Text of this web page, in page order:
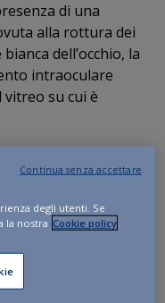
di una
alla rottura dei
dell’occhio, la
intraoculare
vitreo su cui è
sclera o interessare
o dannipoiché la
frequenza nei
degli utenti. Se
la nostra Cookie policy
Continua senza accettare